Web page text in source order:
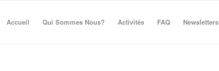
Accueil Qui Sommes Nous? Activités FAQ Newsletters